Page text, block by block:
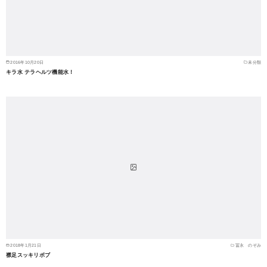
2016年10月20日 未分類
キラ水 テラヘルツ機能水！
2018年1月21日 冨永 のぞみ
襟足スッキリボブ